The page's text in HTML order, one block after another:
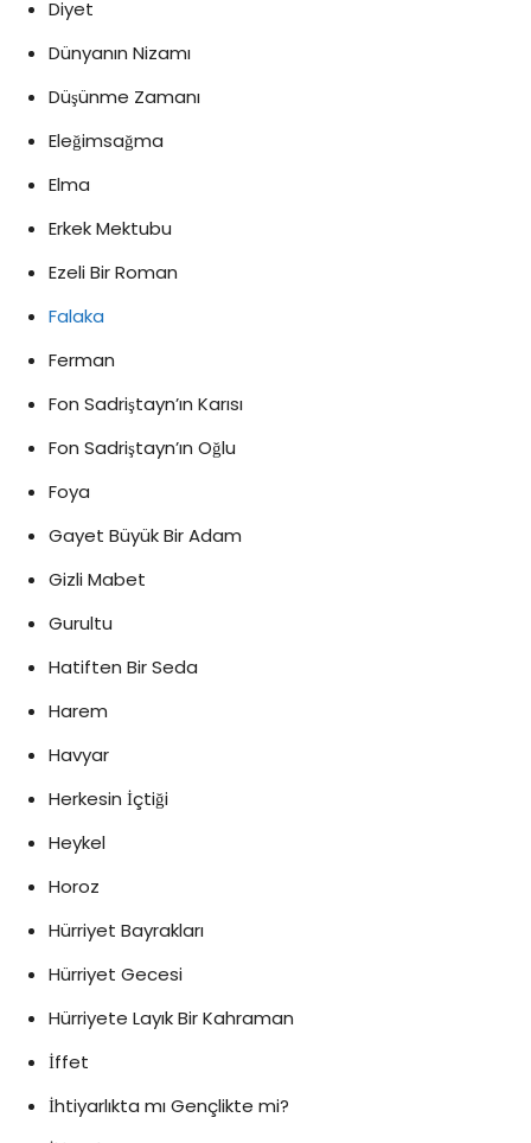
Diyet
Dünyanın Nizamı
Düşünme Zamanı
Eleğimsağma
Elma
Erkek Mektubu
Ezeli Bir Roman
Falaka
Ferman
Fon Sadriştayn’ın Karısı
Fon Sadriştayn’ın Oğlu
Foya
Gayet Büyük Bir Adam
Gizli Mabet
Gurultu
Hatiften Bir Seda
Harem
Havyar
Herkesin İçtiği
Heykel
Horoz
Hürriyet Bayrakları
Hürriyet Gecesi
Hürriyete Layık Bir Kahraman
İffet
İhtiyarlıkta mı Gençlikte mi?